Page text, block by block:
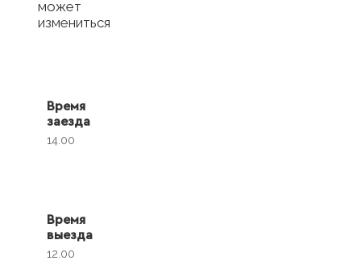
может
измениться
Время
заезда
14.00
Время
выезда
12.00